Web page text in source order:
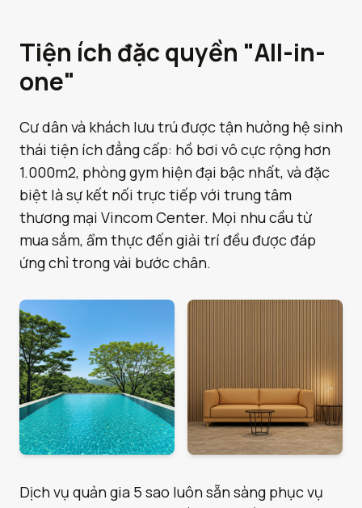
Tiện ích đặc quyền "All-in-
one"
Cư dân và khách lưu trú được tận hưởng hệ sinh
thái tiện ích đẳng cấp: hồ bơi vô cực rộng hơn
1.000m2, phòng gym hiện đại bậc nhất, và đặc
biệt là sự kết nối trực tiếp với trung tâm
thương mại Vincom Center. Mọi nhu cầu từ
mua sắm, ẩm thực đến giải trí đều được đáp
ứng chỉ trong vài bước chân.
Dịch vụ quản gia 5 sao luôn sẵn sàng phục vụ